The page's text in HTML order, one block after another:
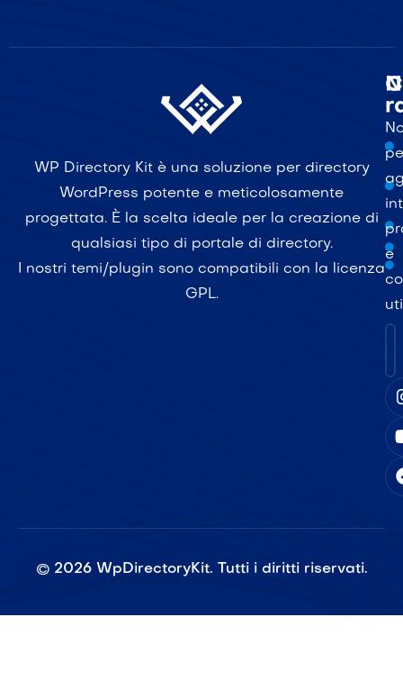
WP Directory Kit è una soluzione per directory
WordPress potente e meticolosamente
progettata. È la scelta ideale per la creazione di
qualsiasi tipo di portale di directory.
I nostri temi/plugin sono compatibili con la licenza
GPL.
e
© 2026WpDirectoryKit. Tutti i diritti riservati.